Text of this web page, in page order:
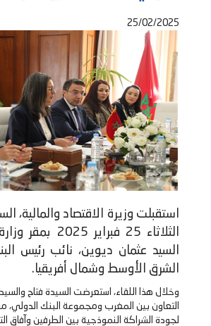
25/02/2025
استقبلت وزيرة الاقتصاد والمالية،
الثلاثاء 25
السيد عثمان ديوين، نائب رئيس
الشرق الأوسط وشمال أفريقيا.
وخلال هذا اللقاء، استعرضت السيدة فتاح
التعاون بين المغرب ومجموعة البنك الدولي،
لجودة الشراكة النموذجية بين الطرفين وآفاق